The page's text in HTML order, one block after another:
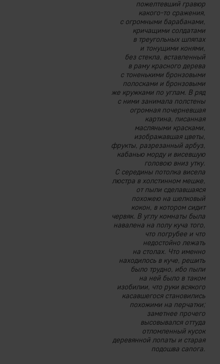
пожелтевший гравюр
какого-то сражения,
с огромными барабанами,
кричащими солдатами
в треугольных шляпах
и тонущими конями,
без стекла, вставленный
в раму красного дерева
с тоненькими бронзовыми
полосками и бронзовыми
же кружками по углам. В ряд
с ними занимала полстены
огромная почерневшая
картина, писанная
масляными красками,
изображавшая цветы,
фрукты, разрезанный арбуз,
кабанью морду и висевшую
головою вниз утку.
С середины потолка висела
люстра в холстинном мешке,
от пыли сделавшаяся
похожею на шелковый
кокон, в котором сидит
червяк. В углу комнаты была
навалена на полу куча того,
что погрубее и что
недостойно лежать
на столах. Что именно
находилось в куче, решить
было трудно, ибо пыли
на ней было в таком
изобилии, что руки всякого
касавшегося становились
похожими на перчатки;
заметнее прочего
высовывался оттуда
отломленный кусок
деревянной лопаты и старая
подошва сапога.